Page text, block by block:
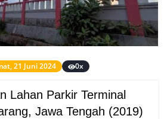
21 Juni 2024 0x
Lahan Parkir Terminal
Jawa Tengah (2019)